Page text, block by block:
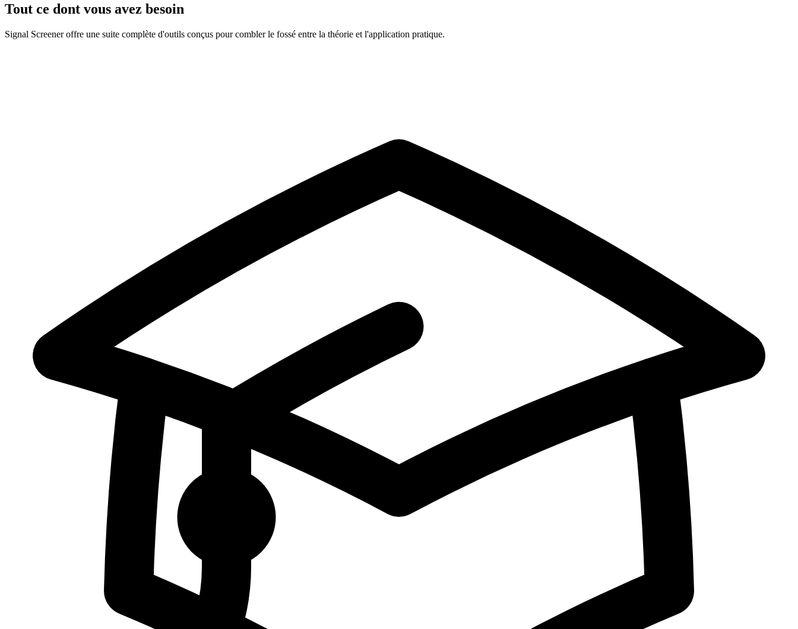
Tout ce dont vous avez besoin
Signal Screener offre une suite complète d'outils conçus pour combler le fossé entre la théorie et l'application pratique.